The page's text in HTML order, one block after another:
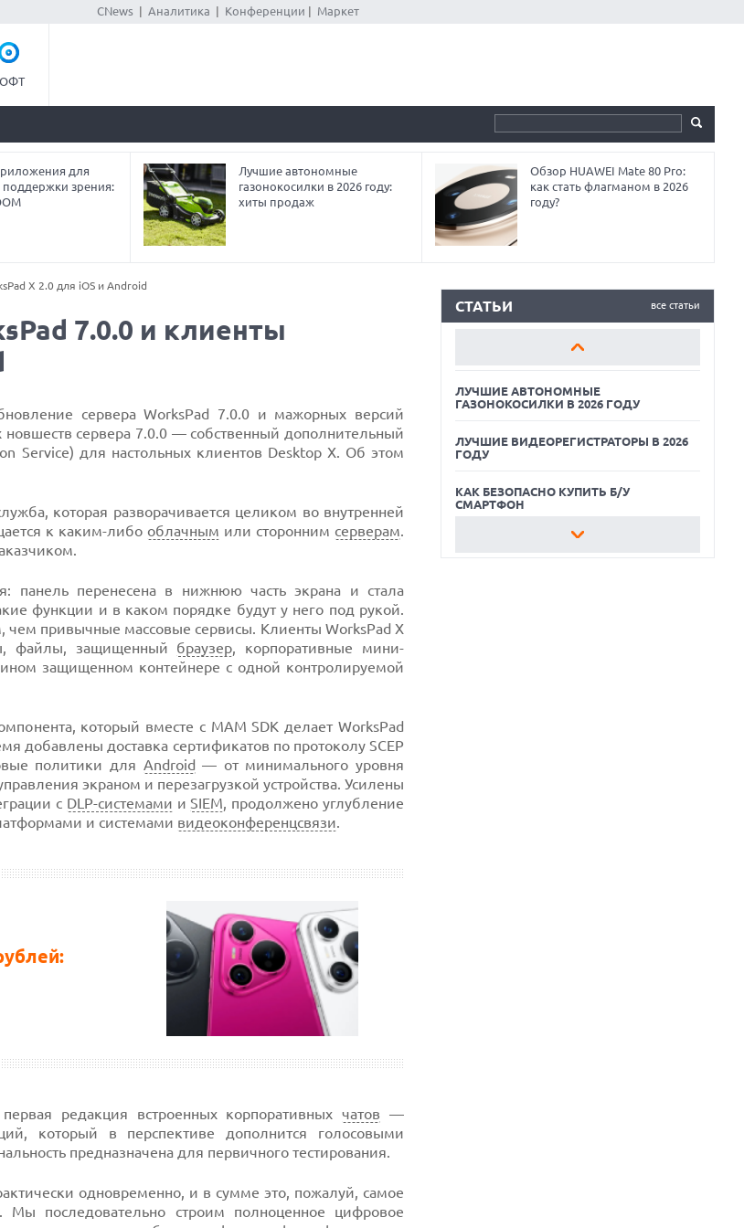
CNews| Аналитика Конференции Маркет
для
зрения:
Лучшие автономные
газонокосилки в 2026 году:
хиты продаж
Обзор HUAWEI Mate 80 Pro:
как стать флагманом в 2026
году?
X 2.0 для iOS и Android
7.0.0 и клиенты
сервера WorksPad 7.0.0 и мажорных версий
сервера 7.0.0 — собственный дополнительный
Service) для настольных клиентов Desktop X. Об этом
которая разворачивается целиком во внутренней
к каким-либо облачным или сторонним серверам.
панель перенесена в нижнюю часть экрана и стала
функции и в каком порядке будут у него под рукой.
привычные массовые сервисы. Клиенты WorksPad X
файлы, защищенный браузер, корпоративные мини-
защищенном контейнере с одной контролируемой
который вместе с MAM SDK делает WorksPad
добавлены доставка сертификатов по протоколу SCEP
политики для Android — от минимального уровня
экраном и перезагрузкой устройства. Усилены
с DLP-системами иSIEM, продолжено углубление
и системами видеоконференцсвязи.
редакция встроенных корпоративныхчатов —
который в перспективе дополнится голосовыми
предназначена для первичного тестирования.
одновременно, и в сумме это, пожалуй, самое
последовательно строим полноценное цифровое
все статьи
СТАТЬИ
ЛУЧШИЕ АВТОНОМНЫЕ
ЛУЧШИЕ ВИДЕОРЕГИСТРАТОРЫ В 2026
ГОДУ
КАК БЕЗОПАСНО КУПИТЬ Б/У
ЛУЧШИЕ АВТОНОМНЫЕ
ГАЗОНОКОСИЛКИ В 2026 ГОДУ
ЛУЧШИЕ ВИДЕОРЕГИСТРАТОРЫ В 2026
ГОДУ
КАК БЕЗОПАСНО КУПИТЬ Б/У
СМАРТФОН
ЛУЧШИЕ АВТОНОМНЫЕ